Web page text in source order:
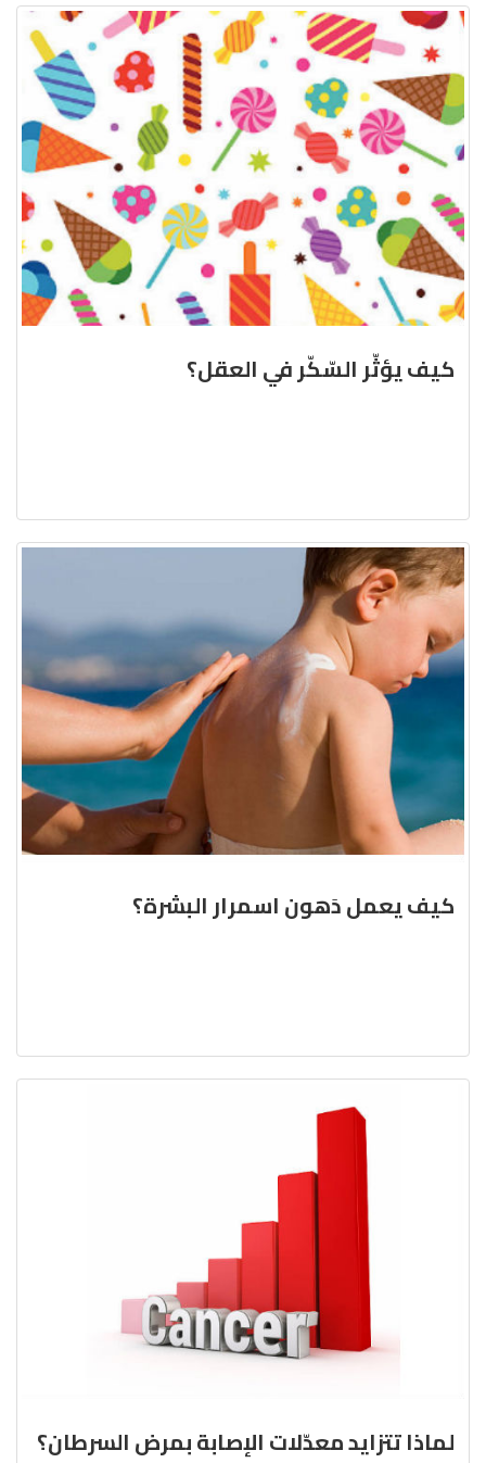
كيف يؤثّر السّكّر في العقل؟
كيف يعمل دَهون اسمرار البشرة؟
لماذا تتزايد معدّلات الإصابة بمرض السرطان؟